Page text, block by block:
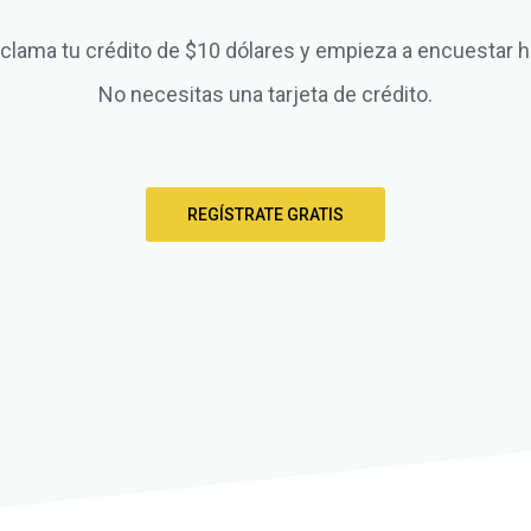
tu crédito de $10 dólares y empieza a encuestar
No necesitas una tarjeta de crédito.
REGÍSTRATE GRATIS